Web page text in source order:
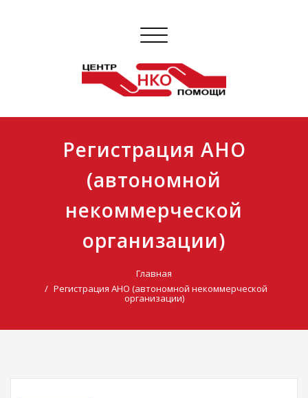
Показать/
навигацию
Регистрация АНО
(автономной
некоммерческой
организации)
Главная
Регистрация АНО (автономной некоммерческой
организации)